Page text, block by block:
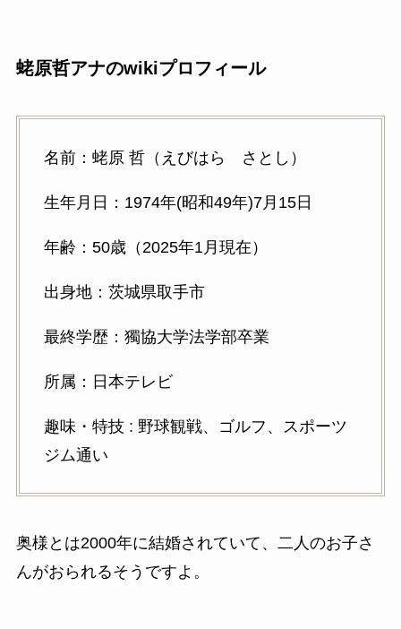
蛯原哲アナのwikiプロフィール
名前：蛯原 哲（えびはら さとし）
生年月日：1974年(昭和49年)7月15日
年齢：50歳（2025年1月現在）
出身地：茨城県取手市
最終学歴：獨協大学法学部卒業
所属：日本テレビ
趣味・特技 : 野球観戦、ゴルフ、スポーツ
ジム通い
奥様とは2000年に結婚されていて、二人のお子さ
んがおられるそうですよ。